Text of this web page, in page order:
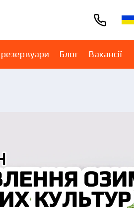
+380670001005
резервуари Блог Вакансії